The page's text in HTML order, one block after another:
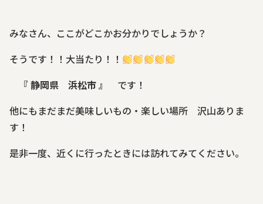
みなさん、ここがどこかお分かりでしょうか？
そうです！！大当たり！！
『 静岡県 浜松市 』 です！
他にもまだまだ美味しいもの・楽しい場所 沢山ありま
す！
是非一度、近くに行ったときには訪れてみてください。